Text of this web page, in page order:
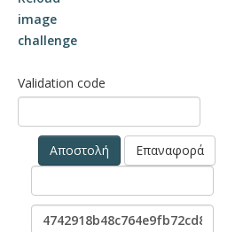
Validation code
Αποστολή Επαναφορά